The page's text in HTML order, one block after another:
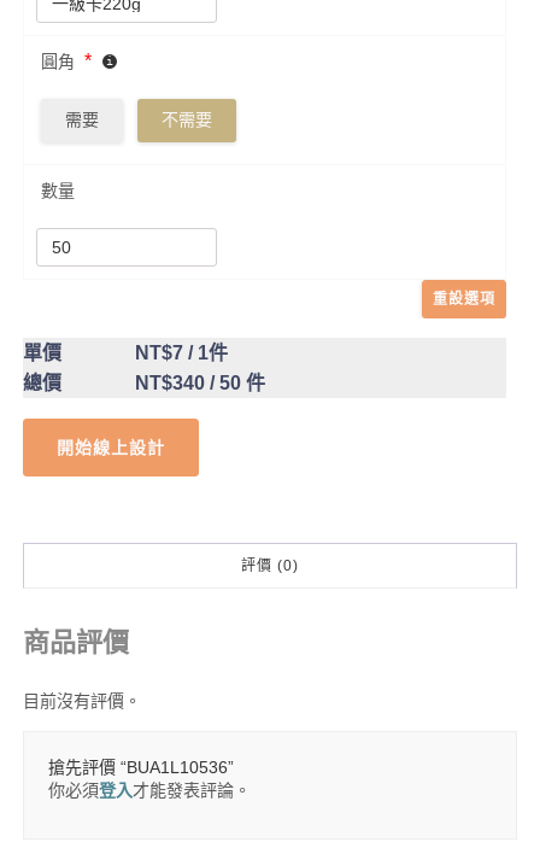
圓角 *
需要 不需要
數量
重設選項
單價 NT$7/ 1件
總價
NT$340/ 50 件
開始線上設計
評價 (0)
商品評價
目前沒有評價。
搶先評價 “BUA1L10536”
你必須登入才能發表評論。